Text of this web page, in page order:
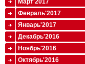
Март'2017
Февраль'2017
Январь'2017
Декабрь'2016
Ноябрь'2016
Октябрь'2016